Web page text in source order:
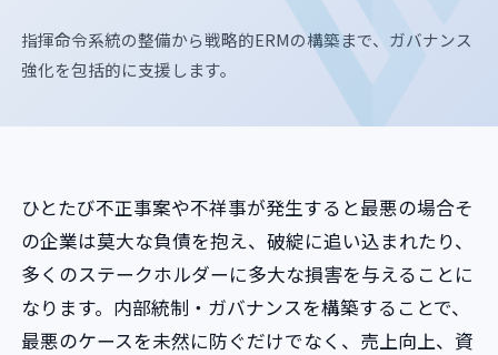
指揮命令系統の整備から戦略的ERMの構築まで、ガバナンス
強化を包括的に支援します。
ひとたび不正事案や不祥事が発生すると最悪の場合そ
の企業は莫大な負債を抱え、破綻に追い込まれたり、
多くのステークホルダーに多大な損害を与えることに
なります。内部統制・ガバナンスを構築することで、
最悪のケースを未然に防ぐだけでなく、売上向上、資